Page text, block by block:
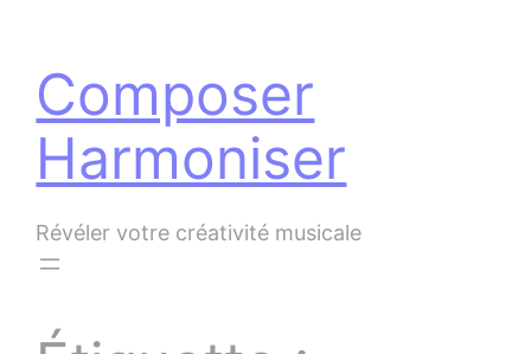
contenu
Composer
Harmoniser
Révéler votre créativité musicale